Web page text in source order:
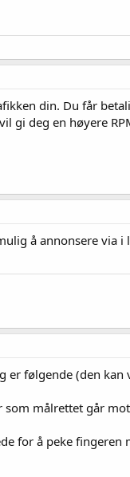
din. Du får
gi deg en høyere
å annonsere via i
er følgende (den
som målrettet går
for å peke